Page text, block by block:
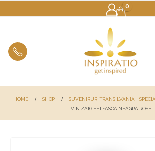
0
HOME SHOP SUVENIRURI TRANSILVANIA
VIN ZAIG FETEASCĂ NEAGRĂ ROSÉ